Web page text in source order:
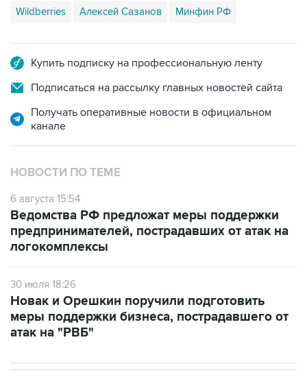
Wildberries Алексей Сазанов Минфин РФ
Купить подписку на профессиональную ленту
Подписаться на рассылку главных новостей сайта
Получать оперативные новости в официальном
канале
НОВОСТИ ПО ТЕМЕ
6 августа 15:54
Ведомства РФ предложат меры поддержки
предпринимателей, пострадавших от атак на
логокомплексы
30 июля 18:26
Новак и Орешкин поручили подготовить
меры поддержки бизнеса, пострадавшего от
атак на "РВБ"